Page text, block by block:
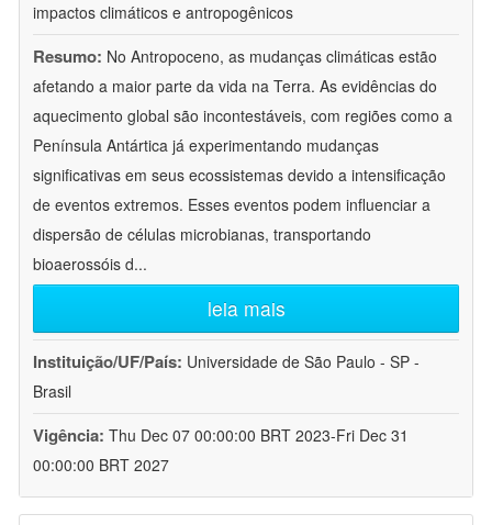
impactos climáticos e antropogênicos
Resumo: No Antropoceno, as mudanças climáticas estão
afetando a maior parte da vida na Terra. As evidências do
aquecimento global são incontestáveis, com regiões como a
Península Antártica já experimentando mudanças
significativas em seus ecossistemas devido a intensificação
de eventos extremos. Esses eventos podem influenciar a
dispersão de células microbianas, transportando
bioaerossóis d...
leia mais
Instituição/UF/País: Universidade de São Paulo - SP -
Brasil
Vigência: Thu Dec 07 00:00:00 BRT 2023-Fri Dec 31
00:00:00 BRT 2027